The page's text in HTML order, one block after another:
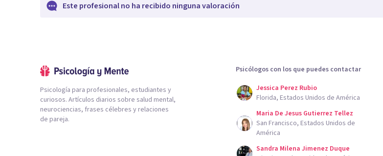
Este profesional no ha recibido ninguna valoración
Psicología para profesionales, estudiantes y
curiosos. Artículos diarios sobre salud mental,
neurociencias, frases célebres y relaciones
de pareja.
Psicólogos con los que puedes contactar
Jessica Perez Rubio
Florida, Estados Unidos de América
Maria De Jesus Gutierrez Tellez
San Francisco, Estados Unidos de
América
Sandra Milena Jimenez Duque